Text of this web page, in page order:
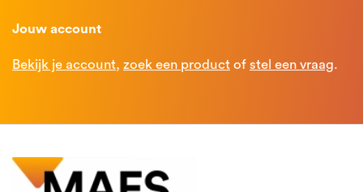
Jouw account
Bekijk je account, zoek een product of stel een vraag.